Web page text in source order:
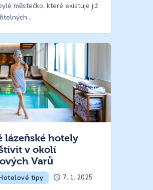
městečko, které existuje již
lázeňské hotely
v okolí
Varů
tipy 7. 1. 2025